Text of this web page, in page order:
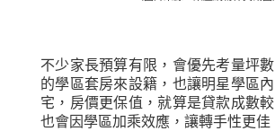
不少家長預算有限，會優先考量坪
的學區套房來設籍，也讓明星學區
宅，房價更保值，就算是貸款成數
也會因學區加乘效應，讓轉手性更佳